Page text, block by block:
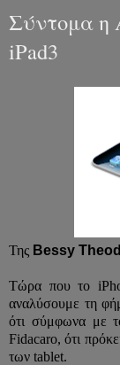
Σύντομα η
iPad3
Της Bessy
Τώρα που το
αναλύσουμε τη
ότι σύμφωνα με
Fidacaro, ότι
των tablet.